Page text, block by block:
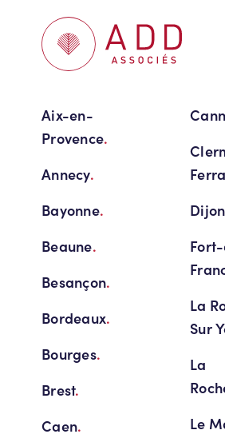
Aix-en-
Provence.
Annecy.
Bayonne.
Beaune.
Besançon.
Bordeaux.
Bourges.
Brest.
Caen.
Dijon
La
Sur
La
Le